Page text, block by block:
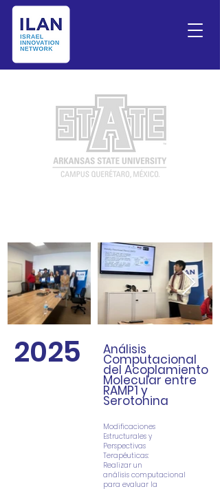
2025 Análisis
Computacional
del Acoplamiento
Molecular entre
RAMP1 y
Serotonina
Modificaciones
Estructurales y
Perspectivas
Terapéuticas:
Realizar un
análisis computacional
para evaluar la